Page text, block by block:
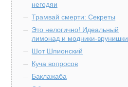
негодяи
Трамвай смерти: Секреты
Это нелогично! Идеальный
лимонад и модники-врунишки
Шот Шпионский
Куча вопросов
Баклажаба